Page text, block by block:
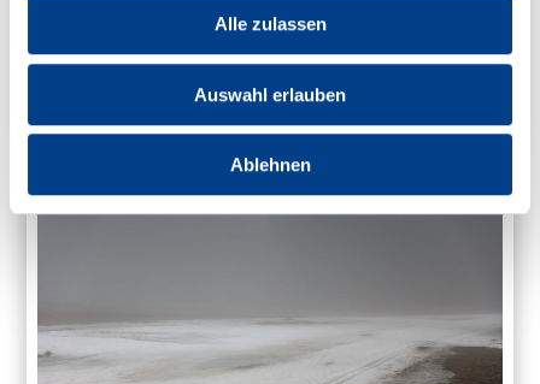
Alle zulassen
Auswahl erlauben
Ablehnen
Anfang macht im September der FIS...
mehr lesen